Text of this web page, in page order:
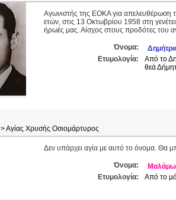
Αγωνιστής της ΕΟΚΑ για απελευθέρωση
ετών, στις 13 Οκτωβρίου 1958 στη
ήρωές μας. Αίσχος στους προδότες του
Όνομα:
Ετυμολογία:
Από το
θεά
> Αγίας Χρυσής Οσιομάρτυρος
Δεν υπάρχει αγία με αυτό το όνομα. Θα
Όνομα:
Μαλάμω
Ετυμολογία:
Από το